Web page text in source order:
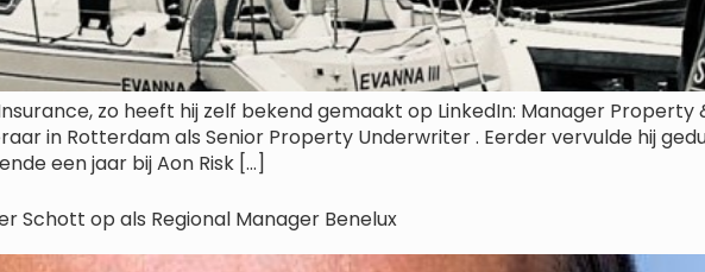
zo heeft hij zelf bekend gemaakt op LinkedIn: Manager Property
in Rotterdam als Senior Property Underwriter . Eerder vervulde hij
een jaar bij Aon Risk […]
Schott op als Regional Manager Benelux